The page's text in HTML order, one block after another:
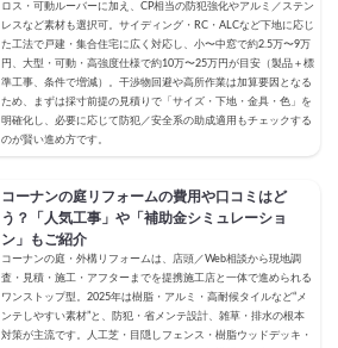
ロス・可動ルーバーに加え、CP相当の防犯強化やアルミ／ステン
レスなど素材も選択可。サイディング・RC・ALCなど下地に応じ
た工法で戸建・集合住宅に広く対応し、小〜中窓で約2.5万〜9万
円、大型・可動・高強度仕様で約10万〜25万円が目安（製品＋標
準工事、条件で増減）。干渉物回避や高所作業は加算要因となる
ため、まずは採寸前提の見積りで「サイズ・下地・金具・色」を
明確化し、必要に応じて防犯／安全系の助成適用もチェックする
のが賢い進め方です。
コーナンの庭リフォームの費用や口コミはど
う？「人気工事」や「補助金シミュレーショ
ン」もご紹介
コーナンの庭・外構リフォームは、店頭／Web相談から現地調
査・見積・施工・アフターまでを提携施工店と一体で進められる
ワンストップ型。2025年は樹脂・アルミ・高耐候タイルなど“メ
ンテしやすい素材”と、防犯・省メンテ設計、雑草・排水の根本
対策が主流です。人工芝・目隠しフェンス・樹脂ウッドデッキ・